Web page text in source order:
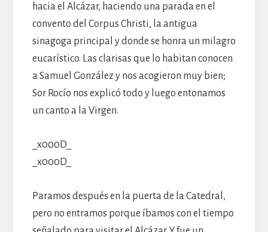
hacia el Alcázar, haciendo una parada en el
convento del Corpus Christi, la antigua
sinagoga principal y donde se honra un milagro
eucarístico. Las clarisas que lo habitan conocen
a Samuel González y nos acogieron muy bien;
Sor Rocío nos explicó todo y luego entonamos
un canto a la Virgen.
_x000D_
_x000D_
Paramos después en la puerta de la Catedral,
pero no entramos porque íbamos con el tiempo